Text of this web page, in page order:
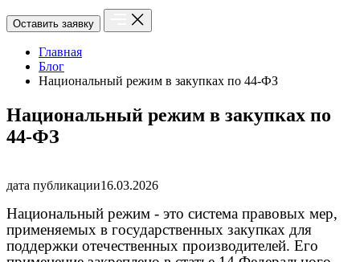
Оставить заявку
Главная
Блог
Национальный режим в закупках по 44-ФЗ
Национальный режим в закупках по
44-ФЗ
дата публикации16.03.2026
Национальный режим - это система правовых мер,
применяемых в государственных закупках для
поддержки отечественных производителей. Его